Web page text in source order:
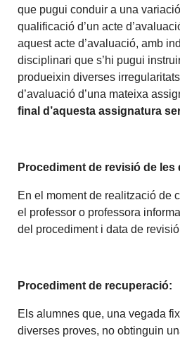
que pugui conduir a una
qualificació d’un acte
aquest acte d’avaluació, amb
disciplinari que s’hi pugui
produeixin diverses
d’avaluació d’una mateixa
final d’aquesta assignatura
Procediment de revisió de
En el moment de realització de
el professor o professora
del procediment i data de
Procediment de recuperació:
Els alumnes que, una vegada
diverses proves, no obtinguin